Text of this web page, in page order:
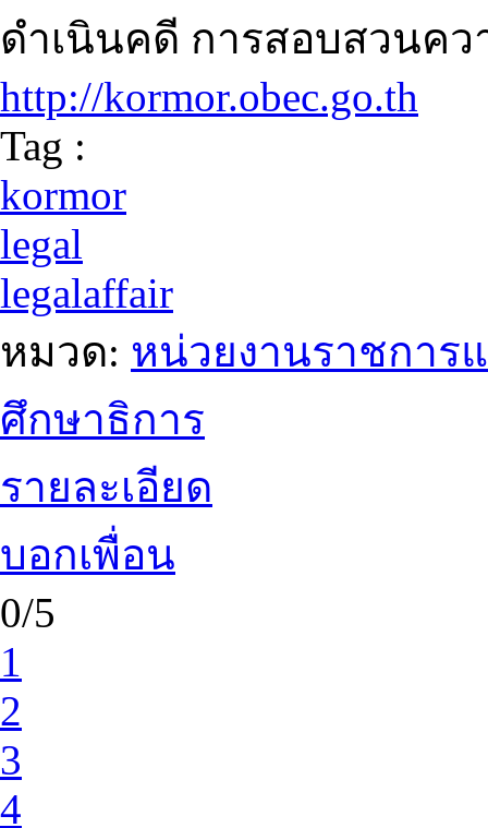
ดำเนินคดี การสอบสวนค
http://kormor.obec.go.th
Tag :
kormor
legal
legalaffair
หมวด: หน่วยงานราชการ
ศึกษาธิการ
รายละเอียด
บอกเพื่อน
0/5
1
2
3
4